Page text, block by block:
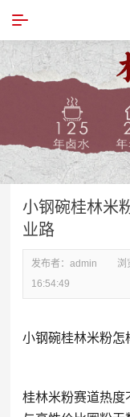
小钢碗桂林米
业路
发布者：admin 浏
16:54:49
小钢碗桂林米粉怎
桂林米粉赛道热度